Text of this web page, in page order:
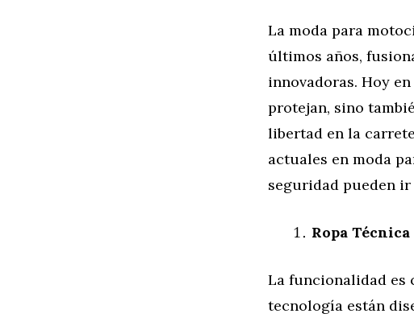
La moda para
últimos años,
innovadoras. Hoy
protejan, sino
libertad en la
actuales en moda
seguridad pueden ir
Ropa
La funcionalidad es
tecnología están